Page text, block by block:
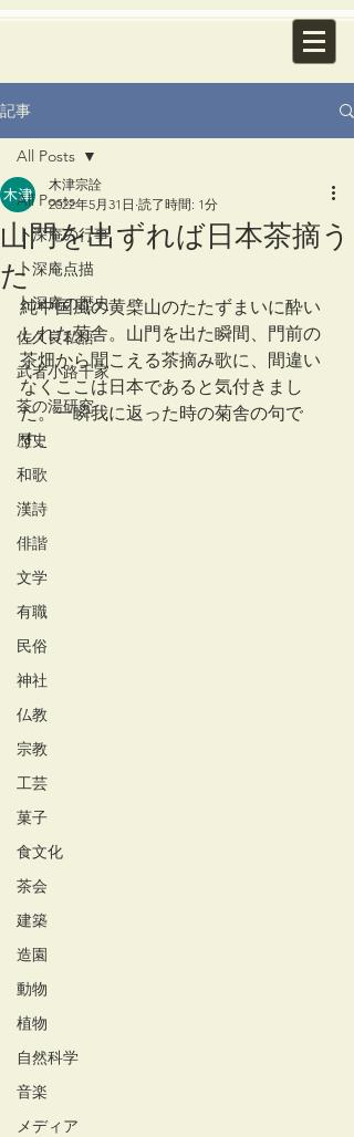
記事
All Posts
卜深庵の行事
卜深庵点描
卜深庵の歴史
佐久良私語
武者小路千家
茶の湯研究
歴史
和歌
漢詩
俳諧
文学
有職
民俗
神社
仏教
宗教
工芸
菓子
食文化
茶会
建築
造園
動物
植物
自然科学
音楽
メディア
All Posts
山門を出ずれば日本茶摘う
た
木津宗詮
2022年5月31日 読了時間: 1分
純中国風の黄檗山のたたずまいに酔い
しれた菊舎。山門を出た瞬間、門前の
茶畑から聞こえる茶摘み歌に、間違い
なくここは日本であると気付きまし
た。一瞬我に返った時の菊舎の句で
す。